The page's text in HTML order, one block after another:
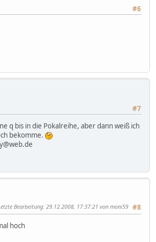
#6
#7
q bis in die Pokalreihe, aber dann weiß ich
bekomme.
#8
Bearbeitung: 29.12.2008, 17:37:21 von moni59
hoch